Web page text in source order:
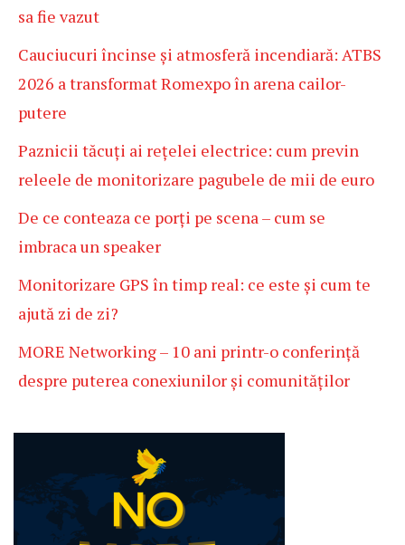
sa fie vazut
Cauciucuri încinse și atmosferă incendiară: ATBS
2026 a transformat Romexpo în arena cailor-
putere
Paznicii tăcuți ai rețelei electrice: cum previn
releele de monitorizare pagubele de mii de euro
De ce conteaza ce porți pe scena – cum se
imbraca un speaker
Monitorizare GPS în timp real: ce este și cum te
ajută zi de zi?
MORE Networking – 10 ani printr-o conferință
despre puterea conexiunilor și comunităților